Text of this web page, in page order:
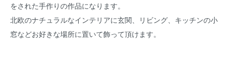
をされた手作りの作品になります。
北欧のナチュラルなインテリアに玄関、リビング、キッチンの小
窓などお好きな場所に置いて飾って頂けます。